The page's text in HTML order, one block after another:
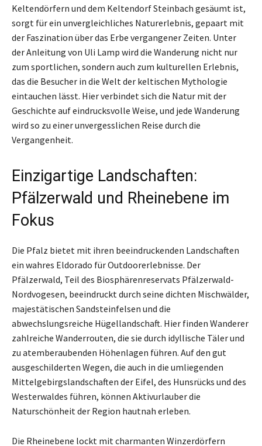
Keltendörfern und dem Keltendorf Steinbach gesäumt ist,
sorgt für ein unvergleichliches Naturerlebnis, gepaart mit
der Faszination über das Erbe vergangener Zeiten. Unter
der Anleitung von Uli Lamp wird die Wanderung nicht nur
zum sportlichen, sondern auch zum kulturellen Erlebnis,
das die Besucher in die Welt der keltischen Mythologie
eintauchen lässt. Hier verbindet sich die Natur mit der
Geschichte auf eindrucksvolle Weise, und jede Wanderung
wird so zu einer unvergesslichen Reise durch die
Vergangenheit.
Einzigartige Landschaften:
Pfälzerwald und Rheinebene im
Fokus
Die Pfalz bietet mit ihren beeindruckenden Landschaften
ein wahres Eldorado für Outdoorerlebnisse. Der
Pfälzerwald, Teil des Biosphärenreservats Pfälzerwald-
Nordvogesen, beeindruckt durch seine dichten Mischwälder,
majestätischen Sandsteinfelsen und die
abwechslungsreiche Hügellandschaft. Hier finden Wanderer
zahlreiche Wanderrouten, die sie durch idyllische Täler und
zu atemberaubenden Höhenlagen führen. Auf den gut
ausgeschilderten Wegen, die auch in die umliegenden
Mittelgebirgslandschaften der Eifel, des Hunsrücks und des
Westerwaldes führen, können Aktivurlauber die
Naturschönheit der Region hautnah erleben.
Die Rheinebene lockt mit charmanten Winzerdörfern